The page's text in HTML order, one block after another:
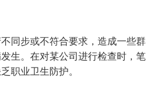
同步或不符合要求，造成一些群
生。在对某公司进行检查时，笔
职业卫生防护。